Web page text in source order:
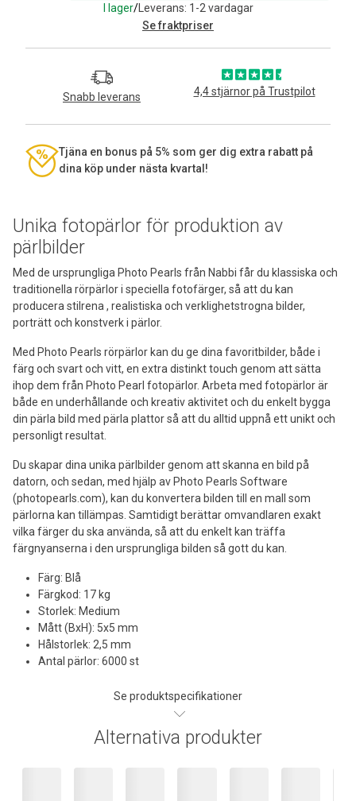
Unika fotopärlor för produktion av
pärlbilder
Med de ursprungliga Photo Pearls från Nabbi får du klassiska och
traditionella rörpärlor i speciella fotofärger, så att du kan
producera stilrena , realistiska och verklighetstrogna bilder,
porträtt och konstverk i pärlor.
Med Photo Pearls rörpärlor kan du ge dina favoritbilder, både i
färg och svart och vitt, en extra distinkt touch genom att sätta
ihop dem från Photo Pearl fotopärlor. Arbeta med fotopärlor är
både en underhållande och kreativ aktivitet och du enkelt bygga
din pärla bild med pärla plattor så att du alltid uppnå ett unikt och
personligt resultat.
Du skapar dina unika pärlbilder genom att skanna en bild på
datorn, och sedan, med hjälp av Photo Pearls Software
(photopearls.com), kan du konvertera bilden till en mall som
pärlorna kan tillämpas. Samtidigt berättar omvandlaren exakt
vilka färger du ska använda, så att du enkelt kan träffa
färgnyanserna i den ursprungliga bilden så gott du kan.
Färg: Blå
Färgkod: 17 kg
Storlek: Medium
Mått (BxH): 5x5 mm
Hålstorlek: 2,5 mm
Antal pärlor: 6000 st
Se produktspecifikationer
I lager/Leverans: 1-2 vardagar
Se fraktpriser
Snabb leverans 4,4 stjärnor på Trustpilot
Tjäna en bonus på 5% som ger dig extra rabatt på
dina köp under nästa kvartal!
Alternativa produkter